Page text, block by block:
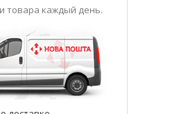
товара каждый день.